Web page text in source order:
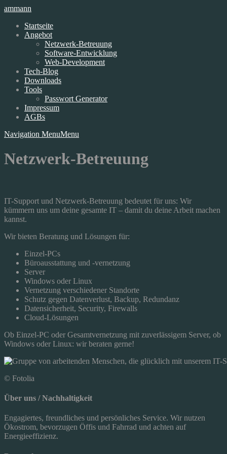
ammann
Startseite
Angebot
Netzwerk-Betreuung
Software-Entwicklung
Web-Development
Tech-Blog
Downloads
Tools
Passwort Generator
Impressum
AGBs
Navigation MenuMenu
Netzwerk-Betreuung
IT-Support und Netzwerk-Betreuung bedeutet für uns: Wir
kümmern uns um deine gesamte IT – damit du deine Arbeit machen
kannst.
Wir bieten Beratung und Lösungen für:
Einzel-PCs
Büroausstattung und -vernetzung
Server
Windows oder Linux
Vernetzung verschiedener Standorte
Schutz gegen Datenverlust, Backup, Redundanz
Datensicherheit, Security, Firewalls
Cloud-Lösungen
Ob Einzel-PC oder Gesamtvernetzung mit zuverlässigem Server, ob
Windows oder Linux: wir beraten gerne!
© Fotolia
Über uns / Nachhaltigkeit
Engagiertes, freundliches und persönliches Service. Wir nutzen
Ökostrom, bevorzugen Öffis und Fahrrad und achten auf
Energieeffizienz.